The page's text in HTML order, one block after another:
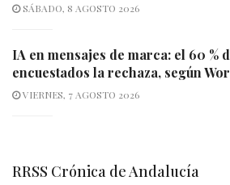
SÁBADO, 8 AGOSTO 2026
IA en mensajes de marca: el 60 %
encuestados la rechaza, según
VIERNES, 7 AGOSTO 2026
RRSS Crónica de Andalucía